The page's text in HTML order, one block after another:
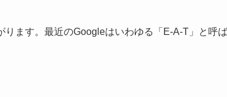
ます。最近のGoogleはいわゆる「E-A-T」と呼ば